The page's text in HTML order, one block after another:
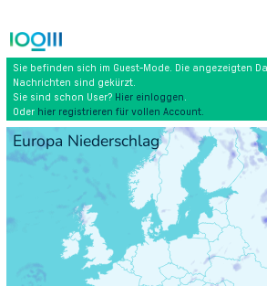
Sie befinden sich im Guest-Mode. Die angezeigten
Nachrichten sind gekürzt.
Sie sind schon User? Hier einloggen
Oder hier registrieren für vollen Account.
Europa Niederschlag